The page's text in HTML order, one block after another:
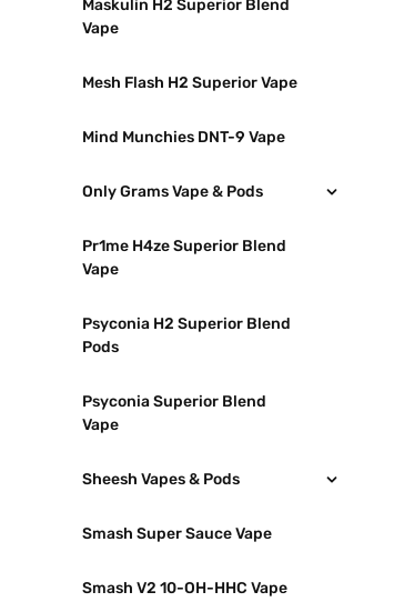
Maskulin H2 Superior Blend
Vape
Mesh Flash H2 Superior Vape
Mind Munchies DNT-9 Vape
Only Grams Vape & Pods
Pr1me H4ze Superior Blend
Vape
Psyconia H2 Superior Blend
Pods
Psyconia Superior Blend
Vape
Sheesh Vapes & Pods
Smash Super Sauce Vape
Smash V2 10-OH-HHC Vape